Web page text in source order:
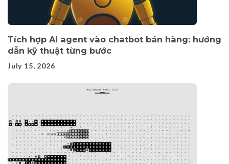
Tích hợp AI agent vào chatbot bán hàng: hướng
dẫn kỹ thuật từng bước
July 15, 2026